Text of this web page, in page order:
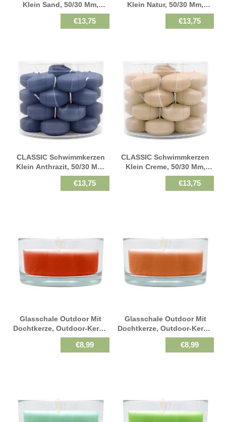
Klein Sand, 50/30 Mm,
WENZEL, Brenndauer 4h, 28
€13,75
Klein Natur, 50/30 Mm,
WENZEL, Brenndauer 4h, 28
€13,75
CLASSIC Schwimmkerzen
Klein Anthrazit, 50/30 Mm,
WENZEL, Brenndauer 4h, 28
€13,75
CLASSIC Schwimmkerzen
Klein Creme, 50/30 Mm,
WENZEL, Brenndauer 4h, 28
€13,75
Glasschale Outdoor Mit
Dochtkerze, Outdoor-Kerze,
Hummer, WENZEL, 150/80
Mm, Brenndauer Ca. 20h
€8,99
Glasschale Outdoor Mit
Dochtkerze, Outdoor-Kerze,
Orange, WENZEL, 150/80
Mm, Brenndauer Ca. 20h
€8,99